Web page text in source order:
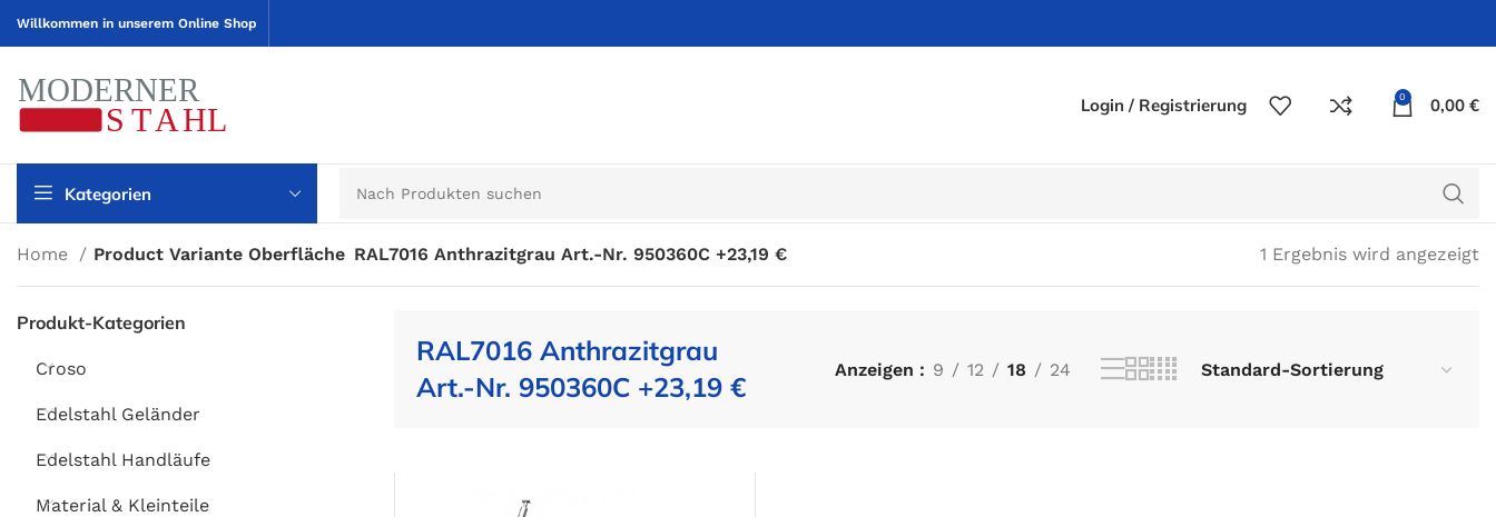
Willkommen in unserem Online Shop
Login / Registrierung 0 0,00 €
Kategorien
Home Product Variante Oberfläche RAL7016 Anthrazitgrau Art.-Nr. 950360C +23,19 € 1 Ergebnis wird angezeigt
Produkt-Kategorien
Croso
Edelstahl Geländer
Edelstahl Handläufe
Material & Kleinteile
RAL7016 Anthrazitgrau
Art.-Nr. 950360C +23,19 €
Anzeigen 9 12 18 24